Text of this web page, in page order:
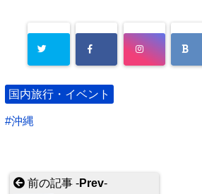
国内旅行・イベント
沖縄
前の記事 -Prev-